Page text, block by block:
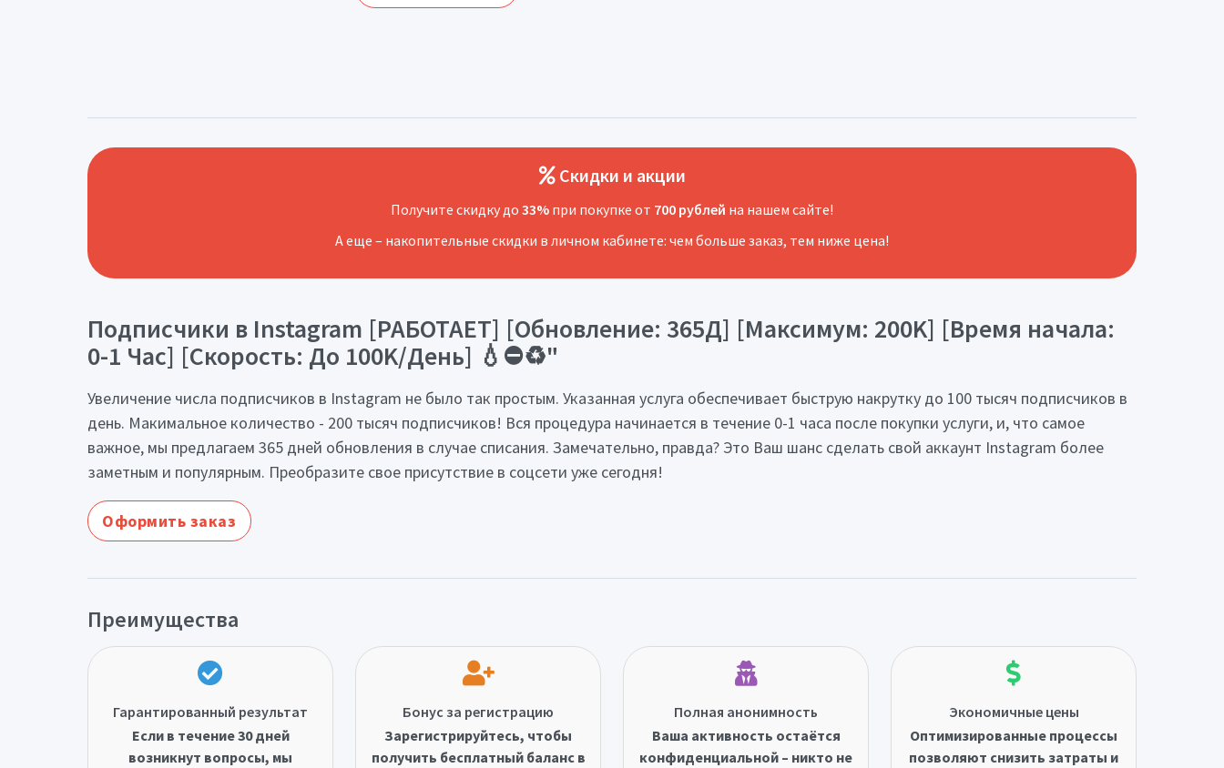
Скидки и акции
Получите скидку до 33% при покупке от 700 рублей на нашем сайте!
А еще – накопительные скидки в личном кабинете: чем больше заказ, тем ниже цена!
Подписчики в Instagram [РАБОТАЕТ] [Обновление: 365Д] [Максимум: 200K] [Время начала:
0-1 Час] [Скорость: До 100K/День] 💧⛔♻️"
Увеличение числа подписчиков в Instagram не было так простым. Указанная услуга обеспечивает быструю накрутку до 100 тысяч подписчиков в
день. Макимальное количество - 200 тысяч подписчиков! Вся процедура начинается в течение 0-1 часа после покупки услуги, и, что самое
важное, мы предлагаем 365 дней обновления в случае списания. Замечательно, правда? Это Ваш шанс сделать свой аккаунт Instagram более
заметным и популярным. Преобразите свое присутствие в соцсети уже сегодня!
Оформить заказ
Преимущества
Гарантированный результат
Если в течение 30 дней
возникнут вопросы, мы
Бонус за регистрацию
Зарегистрируйтесь, чтобы
получить бесплатный баланс в
Полная анонимность
Ваша активность остаётся
конфиденциальной – никто не
Экономичные цены
Оптимизированные процессы
позволяют снизить затраты и